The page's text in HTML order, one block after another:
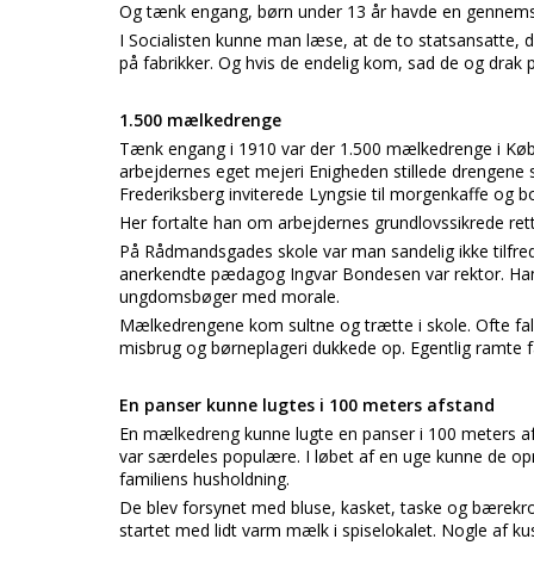
Og tænk engang, børn under 13 år havde en
I Socialisten kunne man læse, at de to statsansatte,
på fabrikker. Og hvis de endelig kom, sad de og drak
1.500 mælkedrenge
Tænk engang i 1910 var der 1.500 mælkedrenge i
arbejdernes eget mejeri Enigheden stillede
Frederiksberg inviterede Lyngsie til morgenkaffe og
Her fortalte han om arbejdernes grundlovssikrede
På Rådmandsgades skole var man sandelig ikke
anerkendte pædagog Ingvar Bondesen var rektor.
ungdomsbøger med morale.
Mælkedrengene kom sultne og trætte i skole. Ofte
misbrug og børneplageri dukkede op. Egentlig
En panser kunne lugtes i 100 meters afstand
En mælkedreng kunne lugte en panser i 100 meters
var særdeles populære. I løbet af en uge kunne de
familiens husholdning.
De blev forsynet med bluse, kasket, taske og
startet med lidt varm mælk i spiselokalet. Nogle af